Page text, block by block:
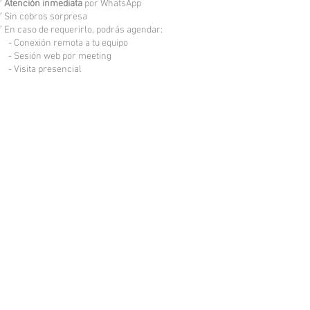
Atención inmediata por WhatsApp
Sin cobros sorpresa
En caso de requerirlo, podrás agendar:
- Conexión remota a tu equipo
- Sesión web por meeting
- Visita presencial